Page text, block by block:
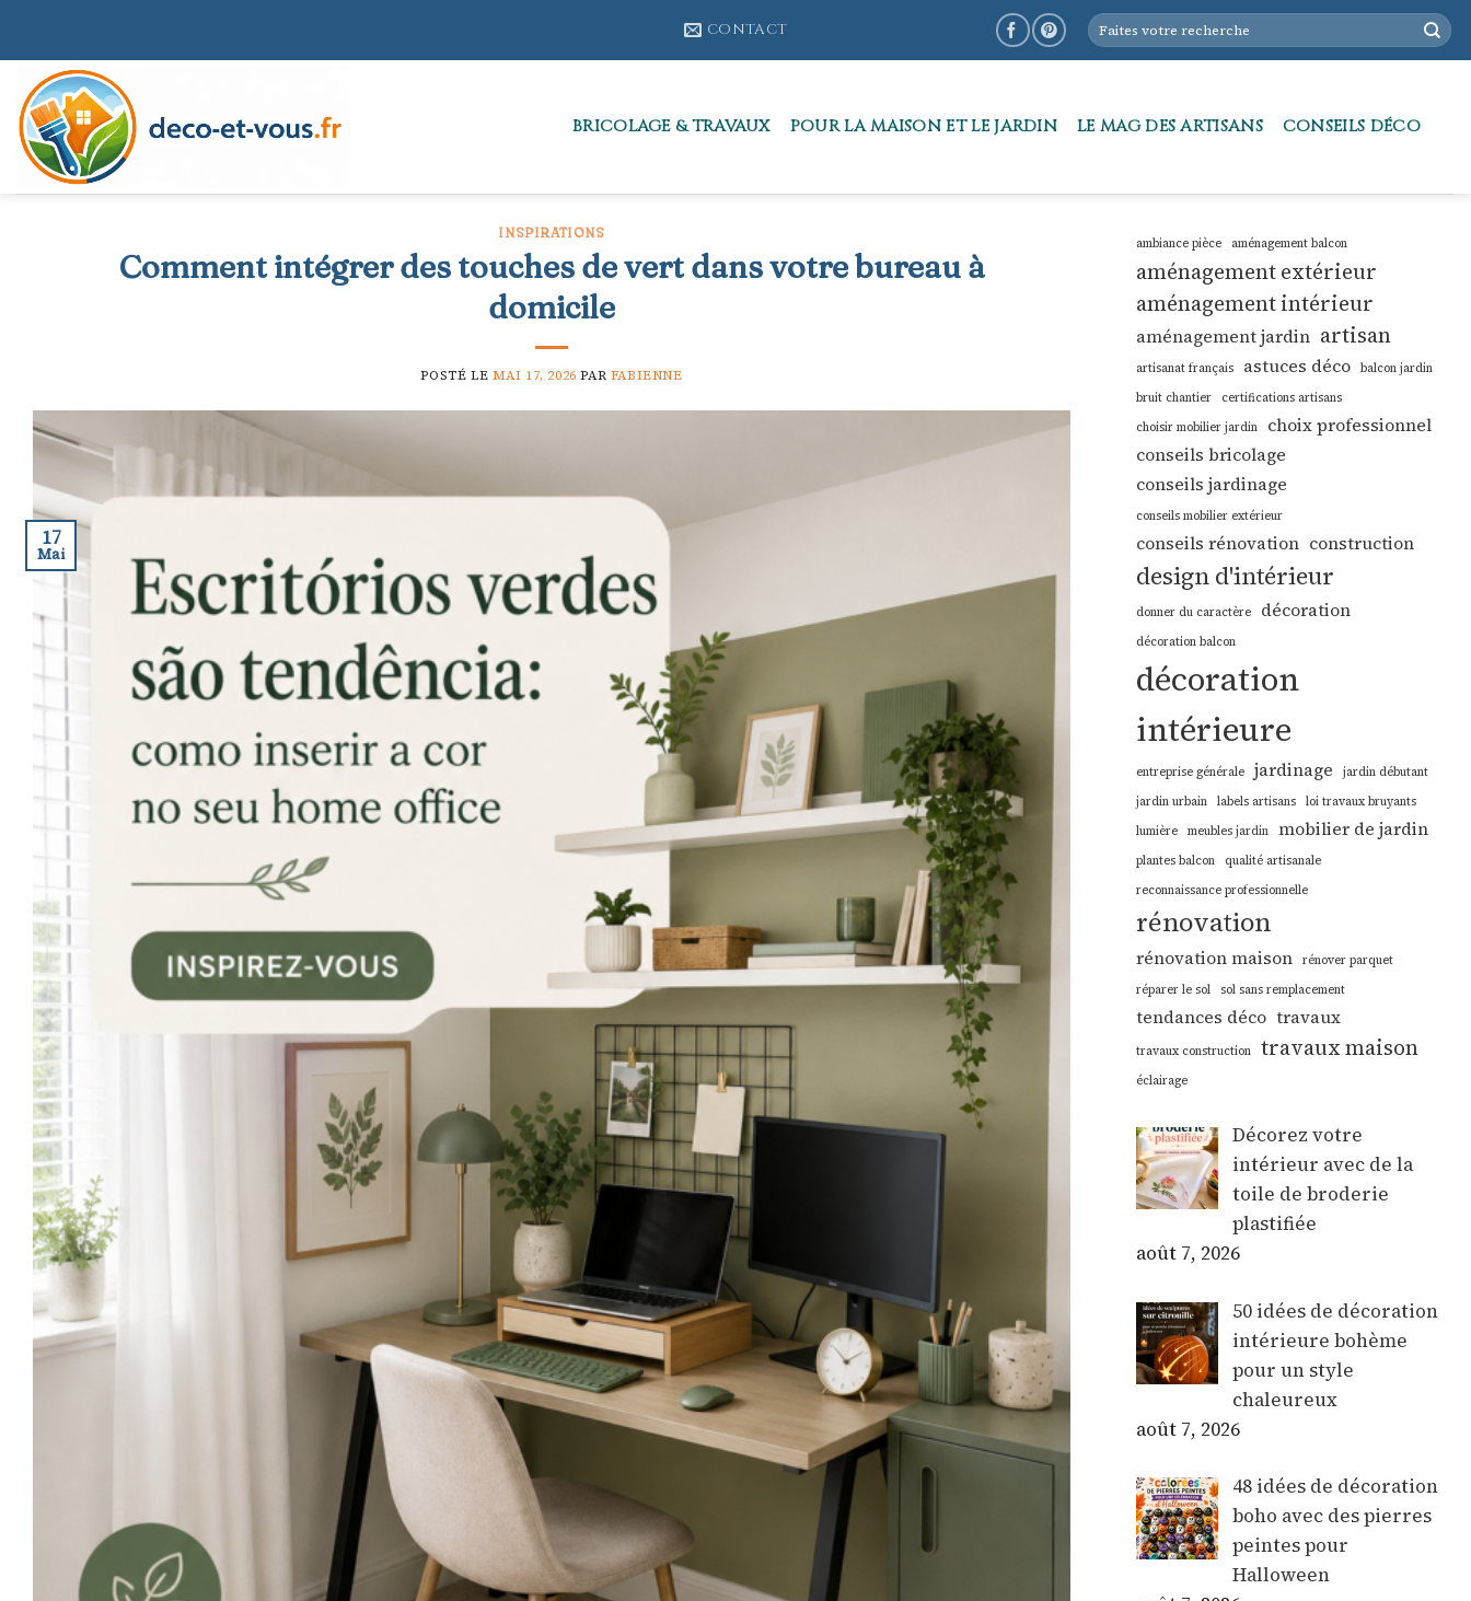
content
CONTACT
BRICOLAGE & TRAVAUX POUR LA MAISON ET LE JARDIN LE MAG DES ARTISANS CONSEILS DÉCO
INSPIRATIONS
Comment intégrer des touches de vert dans votre bureau à
domicile
POSTÉ LE MAI 17, 2026 PAR FABIENNE
17
Mai
ambiance pièce aménagement balcon
aménagement extérieur
aménagement intérieur
aménagement jardin artisan
artisanat français astuces déco balcon jardin
bruit chantier
certifications artisans
choisir mobilier jardin
choix professionnel
conseils bricolage
conseils jardinage
conseils mobilier extérieur
conseils rénovation construction
design d'intérieur
donner du caractère décoration
décoration balcon
décoration
intérieure
entreprise générale jardinage
jardin débutant
jardin urbain labels artisans loi travaux bruyants
lumière meubles jardin mobilier de jardin
plantes balcon
qualité artisanale
reconnaissance professionnelle
rénovation
rénovation maison rénover parquet
réparer le sol sol sans remplacement
tendances déco travaux
travaux construction travaux maison
éclairage
Décorez votre
intérieur avec de la
toile de broderie
plastifiée
août 7, 2026
50 idées de décoration
intérieure bohème
pour un style
chaleureux
août 7, 2026
48 idées de décoration
boho avec des pierres
peintes pour
Halloween